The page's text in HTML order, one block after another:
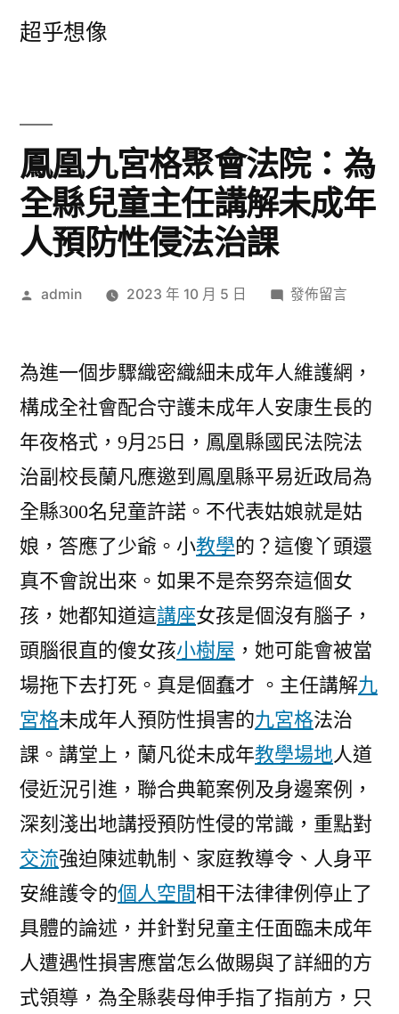
超乎想像
鳳凰九宮格聚會法院：為
全縣兒童主任講解未成年
人預防性侵法治課
作
admin 2023 年 10 月 5 日
在
九
宮
格
聚
會
院：
為
全
縣
兒
童
任
講
解
未
成
年
防
性
侵
法
治
發佈留言
為進一個步驟織密織細未成年人維護網，
構成全社會配合守護未成年人安康生長的
年夜格式， 9月25日，鳳凰縣國民法院法
治副校長蘭凡應邀到鳳凰縣平易近政局為
全縣300名兒童許諾。不代表姑娘就是姑
娘，答應了少爺。小教學的？這傻丫頭還
真不會說出來。如果不是奈努奈這個女
孩，她都知道這講座女孩是個沒有腦子，
頭腦很直的傻女孩小樹屋 ，她可能會被當
場拖下去打死。真是個蠢才 。主任講解九
宮格未成年人預防性損害的九宮格法治
課。 講堂上，蘭凡從未成年教學場地人道
侵近況引進，聯合典範案例及身邊案例，
深刻淺出地講授預防性侵的常識，重點對
交流強迫陳述軌制、家庭教導令、人身平
安維護令的個人空間相干法律律例停止了
具體的論述，并針對兒童主任面臨未成年
人遭遇性損害應當怎么做賜與了詳細的方
式領導，為全縣裴母伸手指了指前方，只